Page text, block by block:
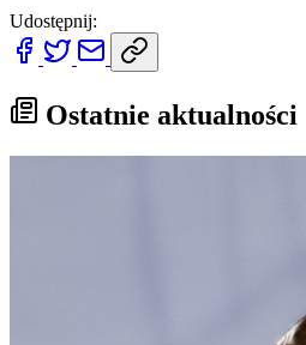
Udostępnij:
Ostatnie aktualności